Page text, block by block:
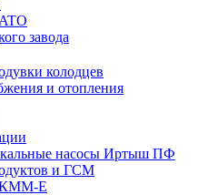
завода
колодцев
и отопления
насосы Иртыш ПФ
и ГСМ
КММ-Е